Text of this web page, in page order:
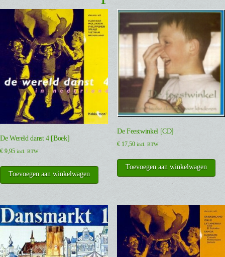
De Wereld danst 4 [Boek]
€ 9,95 incl. BTW
Toevoegen aan winkelwagen
De Feestwinkel [CD]
€17,50 incl. BTW
Toevoegen aan winkelwagen